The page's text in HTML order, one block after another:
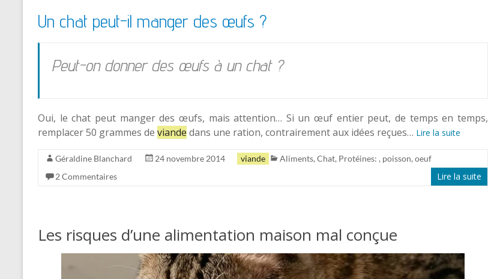
Un chat peut-il manger des œufs ?
Peut-on donner des œufs à un chat ?
Oui, le chat peut manger des œufs, mais attention… Si un œuf entier peut, de temps en temps,
remplacer 50 grammes de viande dans une ration, contrairement aux idées reçues… Lire la suite
Géraldine Blanchard 24 novembre 2014 Aliments, Chat, Protéines:
viande
, poisson, oeuf
2 Commentaires
Lire la suite
Les risques d’une alimentation maison mal conçue